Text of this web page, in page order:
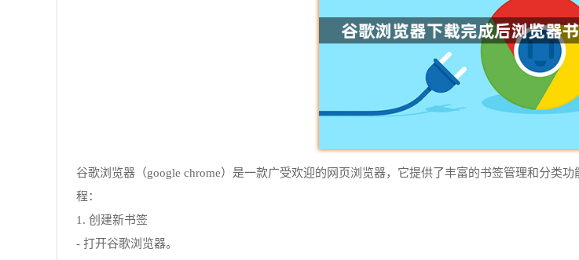
谷歌浏览器（google chrome）是一款广受欢迎的网页浏览器，它提供了丰富的书签管理和分类
程：
1. 创建新书签
- 打开谷歌浏览器。